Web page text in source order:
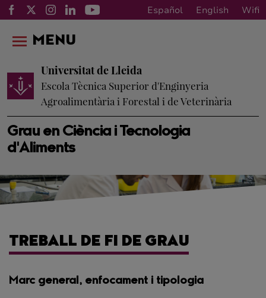
Español English Wifi
Grau en Ciència i Tecnologia
d'Aliments
Universitat de Lleida
Escola Tècnica Superior d'Enginyeria
Agroalimentària i Forestal i de Veterinària
MENU
TREBALL DE FI DE GRAU
Marc general, enfocament i tipologia